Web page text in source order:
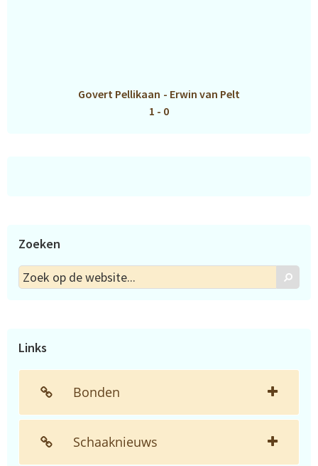
Govert Pellikaan - Erwin van Pelt
1 - 0
Zoeken
Zoek
op
Zoek
Links
Bonden
Schaaknieuws